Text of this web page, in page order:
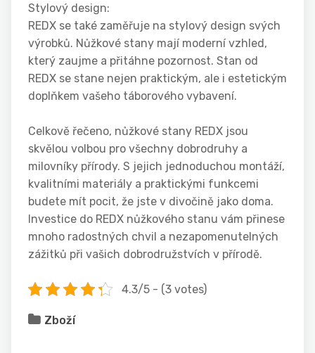
Stylový design:
REDX se také zaměřuje na stylový design svých
výrobků. Nůžkové stany mají moderní vzhled,
který zaujme a přitáhne pozornost. Stan od
REDX se stane nejen praktickým, ale i estetickým
doplňkem vašeho táborového vybavení.
Celkově řečeno, nůžkové stany REDX jsou
skvělou volbou pro všechny dobrodruhy a
milovníky přírody. S jejich jednoduchou montáží,
kvalitními materiály a praktickými funkcemi
budete mít pocit, že jste v divočině jako doma.
Investice do REDX nůžkového stanu vám přinese
mnoho radostných chvil a nezapomenutelných
zážitků při vašich dobrodružstvích v přírodě.
4.3/5 - (3 votes)
Zboží